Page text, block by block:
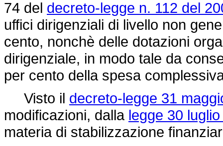
74 del decreto-legge n. 112 del
uffici dirigenziali di livello non
cento, nonchè delle dotazioni
dirigenziale, in modo tale da
per cento della spesa
Visto il decreto-legge 31
modificazioni, dalla legge 30
materia di stabilizzazione